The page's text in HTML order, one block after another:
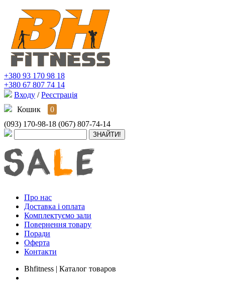
+380 93 170 98 18
+380 67 807 74 14
Входу / Реєстрація
Кошик
0
(093) 170-98-18 (067) 807-74-14
Про нас
Доставка і оплата
Комплектуємо зали
Повернення товару
Поради
Оферта
Контакти
Bhfitness | Каталог товаров